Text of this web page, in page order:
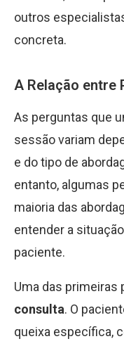
outros
concreta.
A Relação entre
As perguntas que
sessão variam
e do tipo de
entanto, algumas
maioria das
entender a
paciente.
Uma das primeiras
consulta. O
queixa específica,